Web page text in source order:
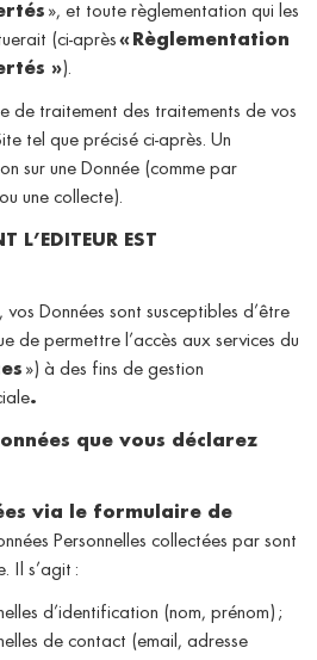
», et toute règlementation qui les
(ci-après« Règlementation
»).
de traitement des traitements de vos
tel que précisé ci-après. Un
sur une Donnée (comme par
une collecte).
L’EDITEUR EST
vos Données sont susceptibles d’être
de permettre l’accès aux services du
») à des fins de gestion
.
que vous déclarez
via le formulaire de
Personnelles collectées par sont
Il s’agit :
d’identification (nom, prénom) ;
de contact (email, adresse